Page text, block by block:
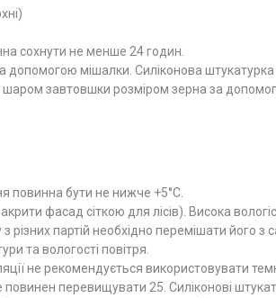
сохнути не менше 24 годин.
мішалки. Силіконова штукатурка
завтовшки розміром зерна за
повинна бути не нижче +5°С.
фасад сіткою для лісів). Висока
різних партій необхідно перемішати його з
та вологості повітря.
не рекомендується використовувати
повинен перевищувати 25. Силіконові